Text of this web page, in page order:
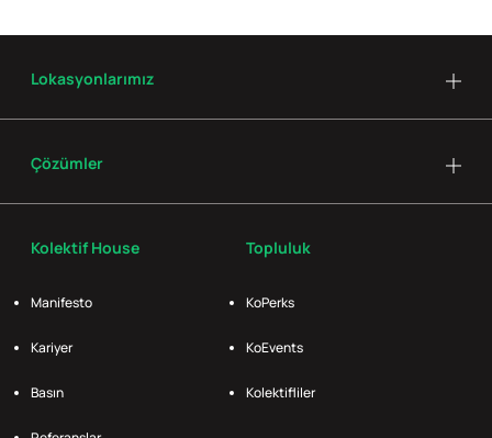
Kolektif House
Manifesto
Kariyer
Basın
Topluluk
KoPerks
KoEvents
Kolektifliler
Lokasyonlarımız
Çözümler